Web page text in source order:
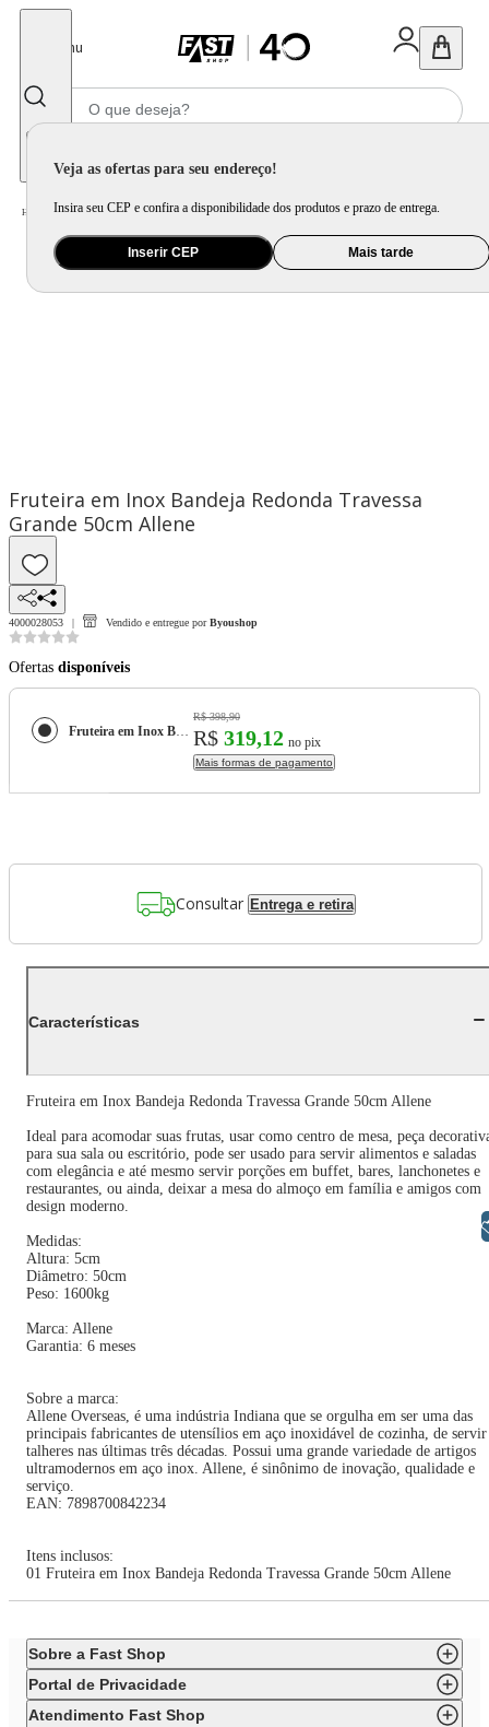
Menu
Veja as ofertas para seu endereço!
Insira seu CEP e confira a disponibilidade dos produtos e prazo de entrega.
Inserir CEP Mais tarde
Home Utilidade Doméstica Mesa / Utensílio de Mesa
Fruteira em Inox Bandeja Redonda Travessa
Grande 50cm Allene
4000028053 Vendido e entregue por Byoushop
Ofertas disponíveis
Fruteira em Inox Bandeja Redonda Travessa Grande 50cm Allene
R$ 398,90
R$ 319,12 no pix
Mais formas de pagamento
Consultar Entrega e retira
Características
Fruteira em Inox Bandeja Redonda Travessa Grande 50cm Allene
Ideal para acomodar suas frutas, usar como centro de mesa, peça
para sua sala ou escritório, pode ser usado para servir alimentos e saladas
com elegância e até mesmo servir porções em buffet, bares, lanchonetes e
restaurantes, ou ainda, deixar a mesa do almoço em família e amigos com
design moderno.
Medidas:
Altura: 5cm
Diâmetro: 50cm
Peso: 1600kg
Marca: Allene
Garantia: 6 meses
Sobre a marca:
Allene Overseas, é uma indústria Indiana que se orgulha em ser uma das
principais fabricantes de utensílios em aço inoxidável de cozinha, de servir
talheres nas últimas três décadas. Possui uma grande variedade de artigos
ultramodernos em aço inox. Allene, é sinônimo de inovação, qualidade e
serviço.
EAN: 7898700842234
Itens inclusos:
01 Fruteira em Inox Bandeja Redonda Travessa Grande 50cm Allene
Sobre a Fast Shop
Portal de Privacidade
Atendimento Fast Shop